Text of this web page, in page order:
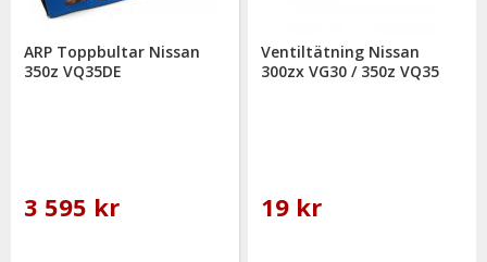
ARP Toppbultar Nissan
350z VQ35DE
3 595 kr
Ventiltätning Nissan
300zx VG30 / 350z VQ35
19 kr